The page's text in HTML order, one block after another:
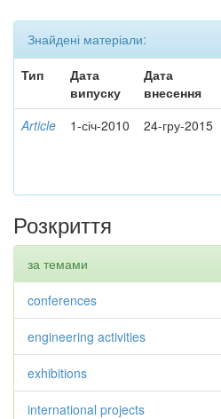
Знайдені матеріали:
Тип
Дата
випуску
Дата
внесення
Article 1-січ-2010 24-гру-2015
Розкриття
за темами
conferences
engineering activities
exhibitions
international projects